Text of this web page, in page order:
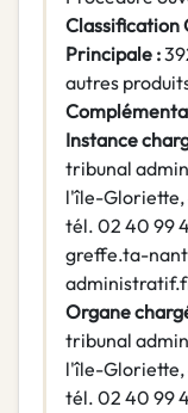
Classification
Principale :
autres
Instance
tribunal
l'île-
tél. 02 40 99
greffe.ta-
Organe
tribunal
l'île-
tél. 02 40 99